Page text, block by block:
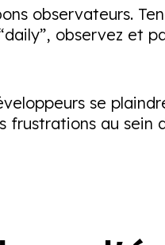
observateurs.
observez et
se
au sein